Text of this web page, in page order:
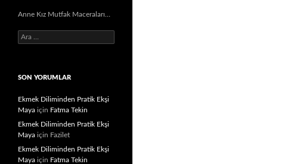
Anne Kız Mutfak Maceraları…
Arama:
SON YORUMLAR
Ekmek Diliminden Pratik Ekşi
Maya için Fatma Tekin
Ekmek Diliminden Pratik Ekşi
Maya için Fazilet
Ekmek Diliminden Pratik Ekşi
Maya için Fatma Tekin